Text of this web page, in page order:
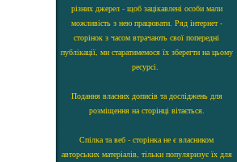
різних джерел - щоб зацікавлені особи мали
можливість з нею працювати. Ряд інтернет -
сторінок з часом втрачають свої попередні
публікації, ми старатимемося їх зберегти на цьому
ресурсі.
Подання власних дописів та досліджень для
розміщення на сторінці вітається.
Спілка та веб - сторінка не є власником
авторських матеріалів, тільки популяризує їх для